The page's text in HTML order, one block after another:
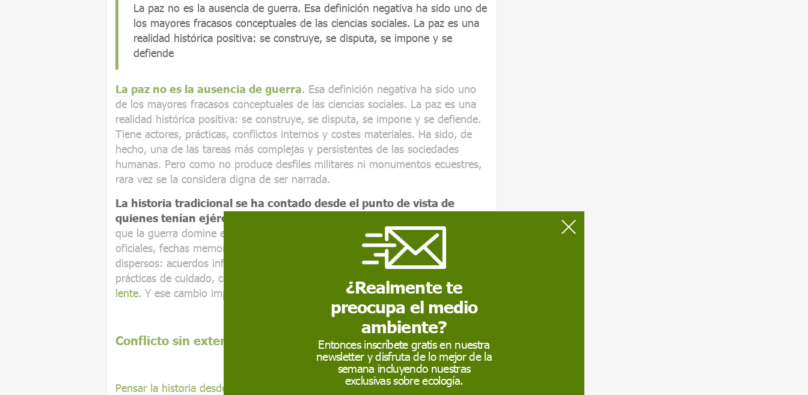
La paz no es la ausencia de guerra. Esa definición negativa ha sido uno de
los mayores fracasos conceptuales de las ciencias sociales. La paz es una
realidad histórica positiva: se construye, se disputa, se impone y se
defiende
La paz no es la ausencia de guerra. Esa definición negativa ha sido uno
de los mayores fracasos conceptuales de las ciencias sociales. La paz es una
realidad histórica positiva: se construye, se disputa, se impone y se defiende.
Tiene actores, prácticas, conflictos internos y costes materiales. Ha sido, de
hecho, una de las tareas más complejas y persistentes de las sociedades
humanas. Pero como no produce desfiles militares ni monumentos ecuestres,
rara vez se la considera digna de ser narrada.
La historia tradicional se ha contado desde el punto de vista de
quienes tenían ejércitos, Estados y archivos
que la guerra domine el relato. La violencia deja huellas visibles, documentos
oficiales, fechas memorables. La paz social, en cambio, suele dejar rastros
dispersos: acuerdos informales, normas compartidas, resistencias silenciosas,
prácticas de cuidado, conflictos contenidos.
Para verlos, hay que cambiar de
lente. Y ese cambio implica una decisión epistemológica.
Conflicto sin exterminio
Pensar la historia desde la paz significa
, ante todo, abandonar la idea de que
¿Realmente te
preocupa el medio
ambiente?
Entonces inscríbete gratis en nuestra
newsletter y disfruta de lo mejor de la
semana incluyendo nuestras
exclusivas sobre ecología.